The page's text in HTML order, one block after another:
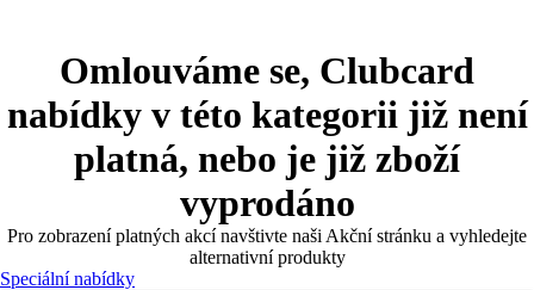
Omlouváme se, Clubcard
nabídky v této kategorii již není
platná, nebo je již zboží
vyprodáno
Pro zobrazení platných akcí navštivte naši Akční stránku a vyhledejte
alternativní produkty
Speciální nabídky